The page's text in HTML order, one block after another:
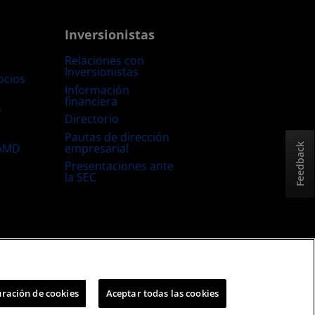
Inversionistas
Relaciones con
Inversionistas
Información
financiera
Directorio
Pautas de dirección
empresarial
Presentaciones ante
la SEC Feedback
de cookies Aceptar todas las cookies